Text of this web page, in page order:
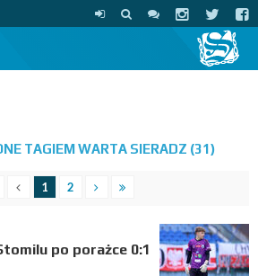
TAGIEM WARTA SIERADZ (31)
1 2
po porażce 0:1